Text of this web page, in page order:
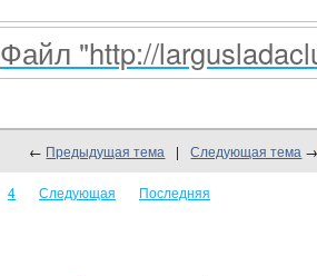
Файл "http://
← Предыдущая тема | Следующая тема
4 Следующая Последняя